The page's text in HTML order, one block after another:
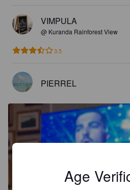
VIMPULA
@ Kuranda Rainforest View
3.5
PIERREL
Age